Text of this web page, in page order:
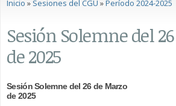
Inicio » Sesiones del CGU »Período 2024-2025
Sesión Solemne del
de 2025
Sesión Solemne del 26 de Marzo
de 2025